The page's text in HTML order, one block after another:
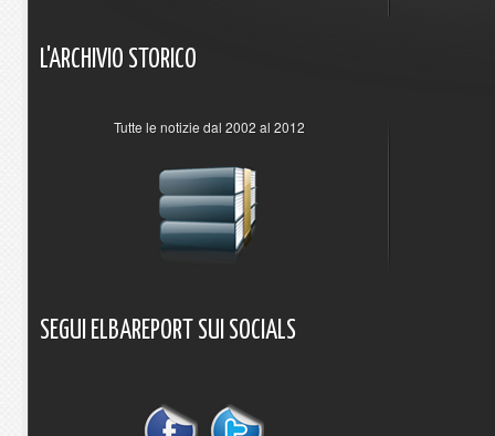
L'ARCHIVIO STORICO
Tutte le notizie dal 2002 al 2012
SEGUI ELBAREPORT SUI SOCIALS